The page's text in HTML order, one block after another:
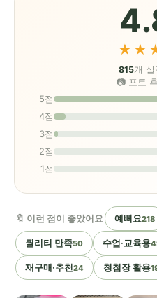
815개 실
📷 포토
5점
4점
3점
2점
1점
🔖 이런 점이 좋았어요 예뻐요218
퀄리티 만족50 수업·교육용
재구매·추천24 청첩장 활용